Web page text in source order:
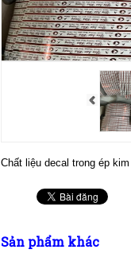
Chất liệu decal trong ép kim
Sản phẩm khác